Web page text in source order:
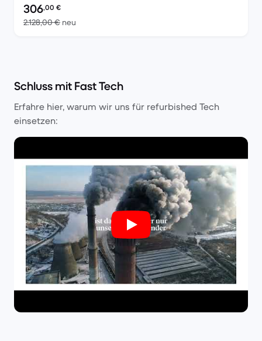
Preis des erneuerten Produkts:
306,00 €
2.128,00 € neu
Schluss mit Fast Tech
Erfahre hier, warum wir uns für refurbished Tech
einsetzen: